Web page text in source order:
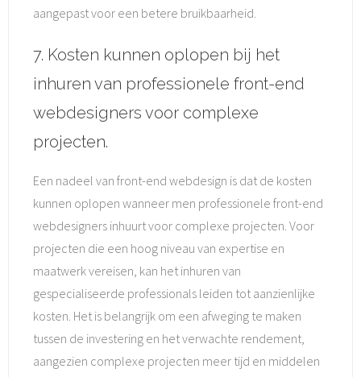
aangepast voor een betere bruikbaarheid.
7. Kosten kunnen oplopen bij het
inhuren van professionele front-end
webdesigners voor complexe
projecten.
Een nadeel van front-end webdesign is dat de kosten
kunnen oplopen wanneer men professionele front-end
webdesigners inhuurt voor complexe projecten. Voor
projecten die een hoog niveau van expertise en
maatwerk vereisen, kan het inhuren van
gespecialiseerde professionals leiden tot aanzienlijke
kosten. Het is belangrijk om een afweging te maken
tussen de investering en het verwachte rendement,
aangezien complexe projecten meer tijd en middelen